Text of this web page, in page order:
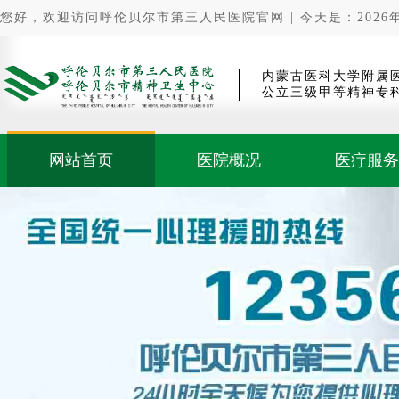
您好，欢迎访问呼伦贝尔市第三人民医院官网 | 今天是：2026
内蒙古医科大学附属
公立三级甲等精神专
网站首页 医院概况 医疗服务